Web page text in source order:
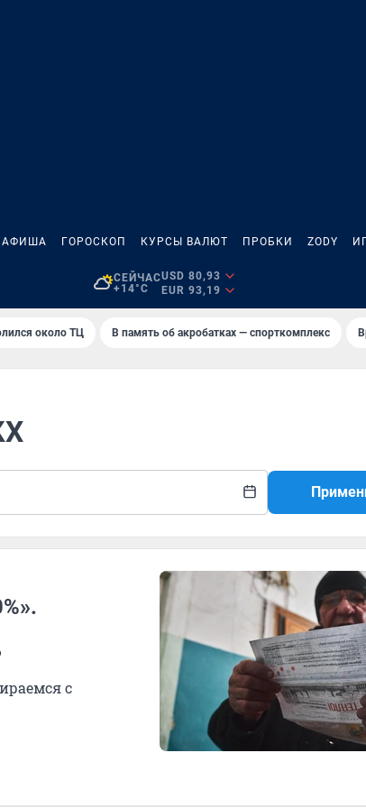
АФИША ГОРОСКОП КУРСЫ ВАЛЮТ ПРОБКИ ZODY
СЕЙЧАС
+14°C
USD 80,93
EUR 93,19
около ТЦ В память об акробатках — спорткомплекс
с